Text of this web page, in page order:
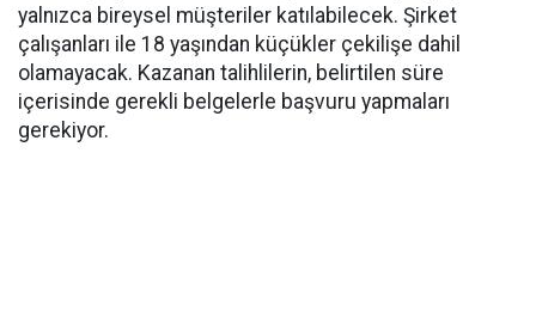
yalnızca bireysel müşteriler katılabilecek. Şirket
çalışanları ile 18 yaşından küçükler çekilişe dahil
olamayacak. Kazanan talihlilerin, belirtilen süre
içerisinde gerekli belgelerle başvuru yapmaları
gerekiyor.